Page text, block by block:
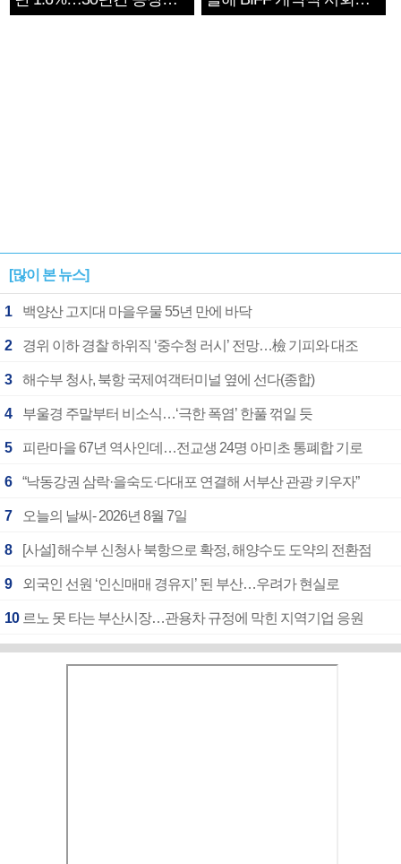
1182개팀 전수조사
확정
[많이 본 뉴스]
1 백양산 고지대 마을우물 55년 만에 바닥
2 경위 이하 경찰 하위직 ‘중수청 러시’ 전망…檢 기피와 대조
3 해수부 청사, 북항 국제여객터미널 옆에 선다(종합)
4 부울경 주말부터 비소식…‘극한 폭염’ 한풀 꺾일 듯
5 피란마을 67년 역사인데…전교생 24명 아미초 통폐합 기로
6 “낙동강권 삼락·을숙도·다대포 연결해 서부산 관광 키우자”
7 오늘의 날씨- 2026년 8월 7일
8 [사설] 해수부 신청사 북항으로 확정, 해양수도 도약의 전환점
9 외국인 선원 ‘인신매매 경유지’ 된 부산…우려가 현실로
10 르노 못 타는 부산시장…관용차 규정에 막힌 지역기업 응원